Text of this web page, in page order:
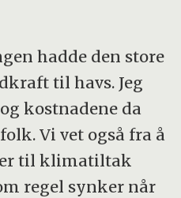
hadde den store
til havs. Jeg
kostnadene da
Vi vet også fra å
til klimatiltak
regel synker når